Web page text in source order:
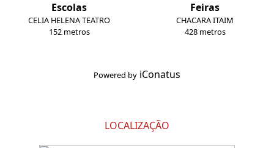
Escolas
CELIA HELENA TEATRO
152 metros
Feiras
CHACARA ITAIM
428 metros
Powered by iConatus
LOCALIZAÇÃO